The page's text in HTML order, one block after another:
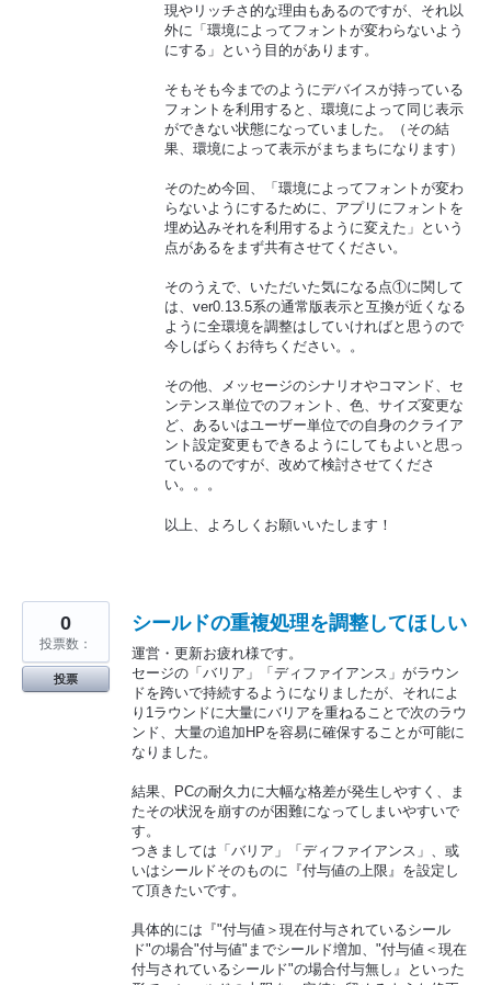
現やリッチさ的な理由もあるのですが、それ以
外に「環境によってフォントが変わらないよう
にする」という目的があります。
そもそも今までのようにデバイスが持っている
フォントを利用すると、環境によって同じ表示
ができない状態になっていました。（その結
果、環境によって表示がまちまちになります）
そのため今回、「環境によってフォントが変わ
らないようにするために、アプリにフォントを
埋め込みそれを利用するように変えた」という
点があるをまず共有させてください。
そのうえで、いただいた気になる点①に関して
は、ver0.13.5系の通常版表示と互換が近くなる
ように全環境を調整はしていければと思うので
今しばらくお待ちください。。
その他、メッセージのシナリオやコマンド、セ
ンテンス単位でのフォント、色、サイズ変更な
ど、あるいはユーザー単位での自身のクライア
ント設定変更もできるようにしてもよいと思っ
ているのですが、改めて検討させてくださ
い。。。
以上、よろしくお願いいたします！
シールドの重複処理を調整してほしい
運営・更新お疲れ様です。
セージの「バリア」「ディファイアンス」がラウン
ドを跨いで持続するようになりましたが、それによ
り1ラウンドに大量にバリアを重ねることで次のラウ
ンド、大量の追加HPを容易に確保することが可能に
なりました。
結果、PCの耐久力に大幅な格差が発生しやすく、ま
たその状況を崩すのが困難になってしまいやすいで
す。
つきましては「バリア」「ディファイアンス」、或
いはシールドそのものに『付与値の上限』を設定し
て頂きたいです。
具体的には『"付与値＞現在付与されているシール
ド"の場合"付与値"までシールド増加、"付与値＜現在
付与されているシールド"の場合付与無し』といった
0
投票数：
投票